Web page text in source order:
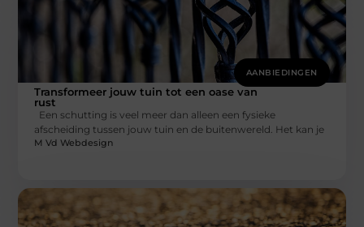
AANBIEDINGEN
Transformeer jouw tuin tot een oase van
rust
Een schutting is veel meer dan alleen een fysieke
afscheiding tussen jouw tuin en de buitenwereld. Het kan je
M Vd Webdesign